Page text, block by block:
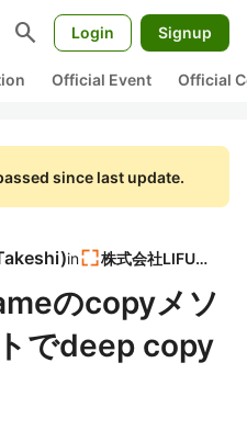
search Login Signup
Official Event Official
since last update.
)in 株式会社LIFULL
のcopyメソ
でdeep copy